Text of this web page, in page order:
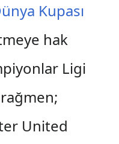
Kupası
hak
Ligi
United